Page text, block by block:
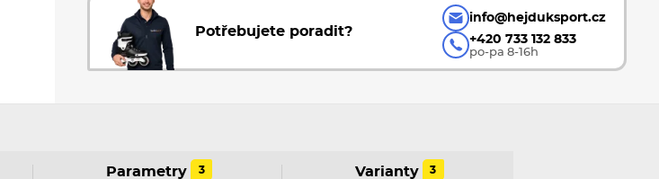
Potřebujete poradit?
info@hejduksport.cz
+420 733 132 833
po-pa 8-16h
Parametry 3 Varianty 3